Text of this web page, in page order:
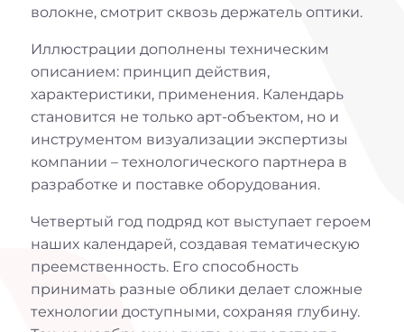
волокне, смотрит сквозь держатель оптики.
Иллюстрации дополнены техническим
описанием: принцип действия,
характеристики, применения. Календарь
становится не только арт-объектом, но и
инструментом визуализации экспертизы
компании – технологического партнера в
разработке и поставке оборудования.
Четвертый год подряд кот выступает героем
наших календарей, создавая тематическую
преемственность. Его способность
принимать разные облики делает сложные
технологии доступными, сохраняя глубину.